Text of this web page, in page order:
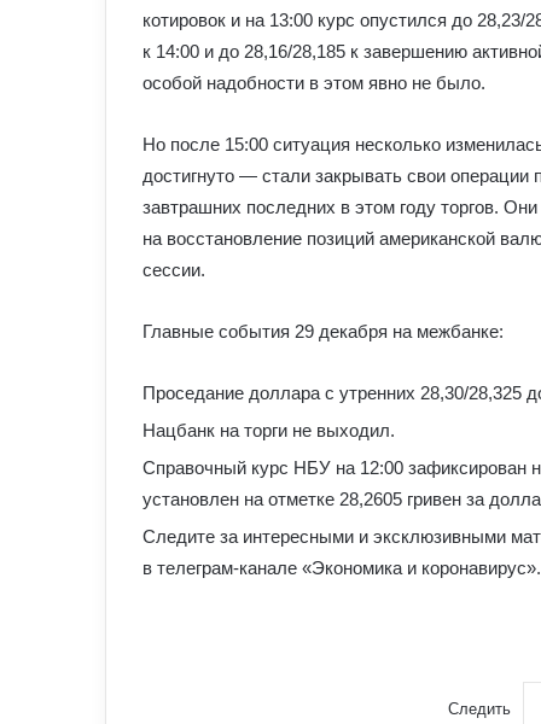
котировок и на 13:00 курс опустился до
к 14:00 и до 28,16/28,185 к завершению
особой надобности в этом явно не было.
Но после 15:00 ситуация несколько
достигнуто — стали закрывать свои
завтрашних последних в этом году торгов.
на восстановление позиций американской
сессии.
Главные события 29 декабря на межбанке:
Проседание доллара с утренних 28,30/28,325
Нацбанк на торги не выходил.
Справочный курс НБУ на 12:00 зафиксирован
установлен на отметке 28,2605 гривен за
Следите за интересными и эксклюзивными
в телеграм-канале «Экономика и коронавирус».
Следить